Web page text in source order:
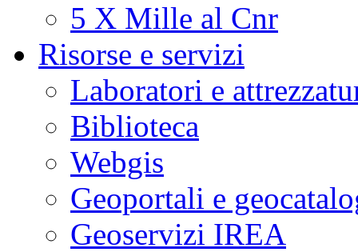
5 X Mille al Cnr
Risorse e servizi
Laboratori e
Biblioteca
Webgis
Geoportali e
Geoservizi IREA